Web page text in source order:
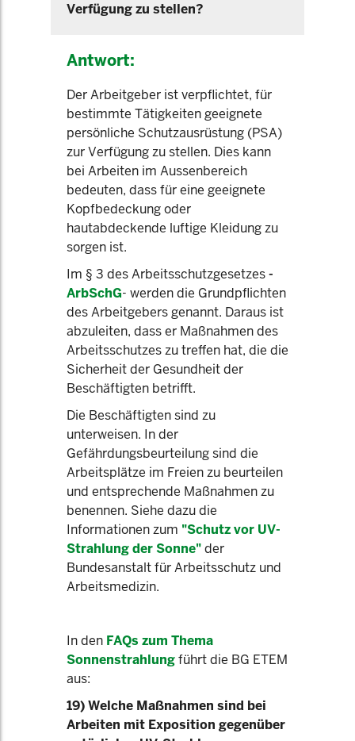
Verfügung zu stellen?
Antwort:
Der Arbeitgeber ist verpflichtet, für
bestimmte Tätigkeiten geeignete
persönliche Schutzausrüstung (PSA)
zur Verfügung zu stellen. Dies kann
bei Arbeiten im Aussenbereich
bedeuten, dass für eine geeignete
Kopfbedeckung oder
hautabdeckende luftige Kleidung zu
sorgen ist.
Im § 3 des Arbeitsschutzgesetzes-
ArbSchG- werden die Grundpflichten
des Arbeitgebers genannt. Daraus ist
abzuleiten, dass er Maßnahmen des
Arbeitsschutzes zu treffen hat, die die
Sicherheit der Gesundheit der
Beschäftigten betrifft.
Die Beschäftigten sind zu
unterweisen. In der
Gefährdungsbeurteilung sind die
Arbeitsplätze im Freien zu beurteilen
und entsprechende Maßnahmen zu
benennen. Siehe dazu die
Informationen zum "Schutz vor UV-
Strahlung der Sonne"der
Bundesanstalt für Arbeitsschutz und
Arbeitsmedizin.
In den FAQs zum Thema
Sonnenstrahlungführt die BG ETEM
aus:
19) Welche Maßnahmen sind bei
Arbeiten mit Exposition gegenüber